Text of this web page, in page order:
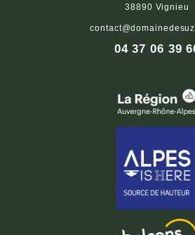
38890 Vignieu
04 37 06 39